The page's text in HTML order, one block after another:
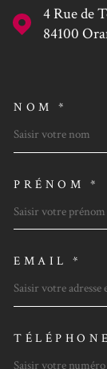
4 Rue de
84100
NOM *
PRÉNOM *
EMAIL *